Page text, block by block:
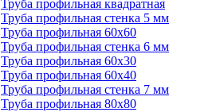
Труба профильная квадратная
Труба профильная стенка 5 мм
Труба профильная 60х60
Труба профильная стенка 6 мм
Труба профильная 60х30
Труба профильная 60х40
Труба профильная стенка 7 мм
Труба профильная 80х80